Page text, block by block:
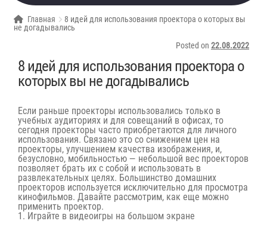
Главная
8 идей для использования проектора о которых вы
не догадывались
Posted on 22.08.2022
8 идей для использования проектора о
которых вы не догадывались
Если раньше проекторы использовались только в
учебных аудиториях и для совещаний в офисах, то
сегодня проекторы часто приобретаются для личного
использования. Связано это со снижением цен на
проекторы, улучшением качества изображения, и,
безусловно, мобильностью — небольшой вес проекторов
позволяет брать их с собой и использовать в
развлекательных целях. Большинство домашних
проекторов используется исключительно для просмотра
кинофильмов. Давайте рассмотрим, как еще можно
применить проектор.
1. Играйте в видеоигры на большом экране